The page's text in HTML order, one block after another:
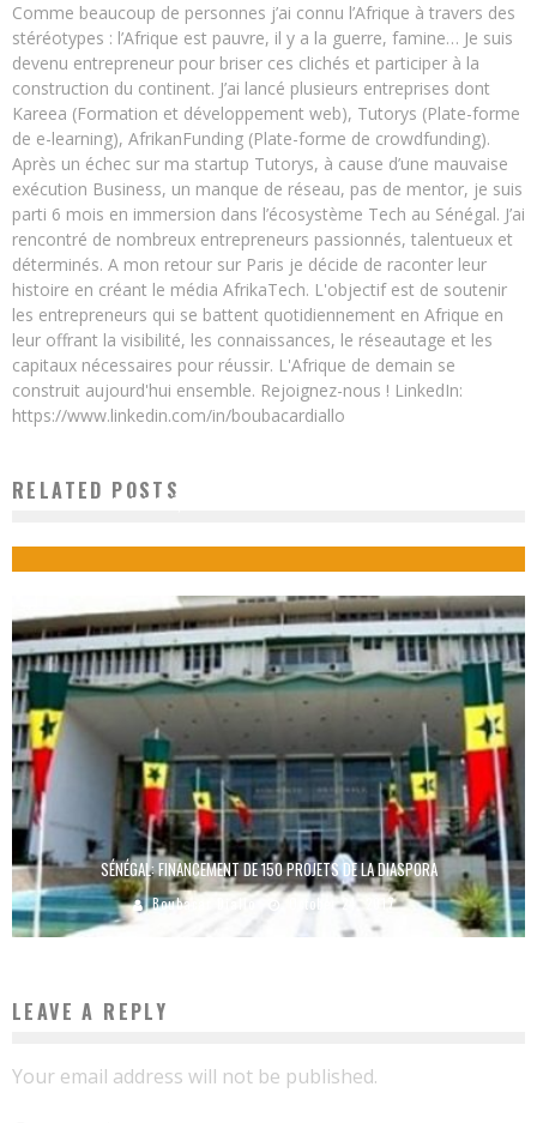
Comme beaucoup de personnes j’ai connu l’Afrique à travers des
stéréotypes : l’Afrique est pauvre, il y a la guerre, famine… Je suis
devenu entrepreneur pour briser ces clichés et participer à la
construction du continent. J’ai lancé plusieurs entreprises dont
Kareea (Formation et développement web), Tutorys (Plate-forme
de e-learning), AfrikanFunding (Plate-forme de crowdfunding).
Après un échec sur ma startup Tutorys, à cause d’une mauvaise
exécution Business, un manque de réseau, pas de mentor, je suis
parti 6 mois en immersion dans l’écosystème Tech au Sénégal. J’ai
rencontré de nombreux entrepreneurs passionnés, talentueux et
déterminés. A mon retour sur Paris je décide de raconter leur
histoire en créant le média AfrikaTech. L'objectif est de soutenir
les entrepreneurs qui se battent quotidiennement en Afrique en
leur offrant la visibilité, les connaissances, le réseautage et les
capitaux nécessaires pour réussir. L'Afrique de demain se
construit aujourd'hui ensemble. Rejoignez-nous ! LinkedIn:
https://www.linkedin.com/in/boubacardiallo
RELATED POSTSOMAR CISSÉ, L’AMBITIEUX BUSINESSMAN DE LA FINTECH
SÉNÉGAL: FINANCEMENT DE 150 PROJETS DE LA DIASPORA
Boubacar Diallo October 24, 2017
LEAVE A REPLY
Your email address will not be published.